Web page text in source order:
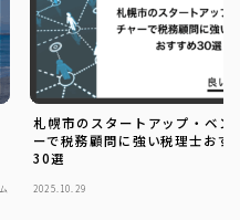
札幌市のスタートアップ・ベン
ーで税務顧問に強い税理士おす
30選
2025.10.29